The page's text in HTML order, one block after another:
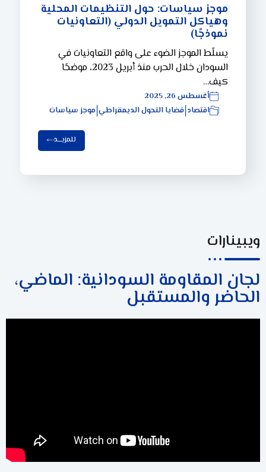
موجز سياسات: حول التنظيمات المحلية
وهياكل التمويل الدولي (التعاونيات
نموذجًا)
يسلّط الموجز الضوء على واقع التعاونيات في
السودان خلال الحرب منذ أبريل 2023، موضحًا
كيف…
أغسطس 26, 2025
اقتصاد |قضايا التحول الديمقراطي موجز سياسات
للمزيـــد
ويبينارات
لجان المقاومة السودانية: الماضي،
الحاضر والمستقبل